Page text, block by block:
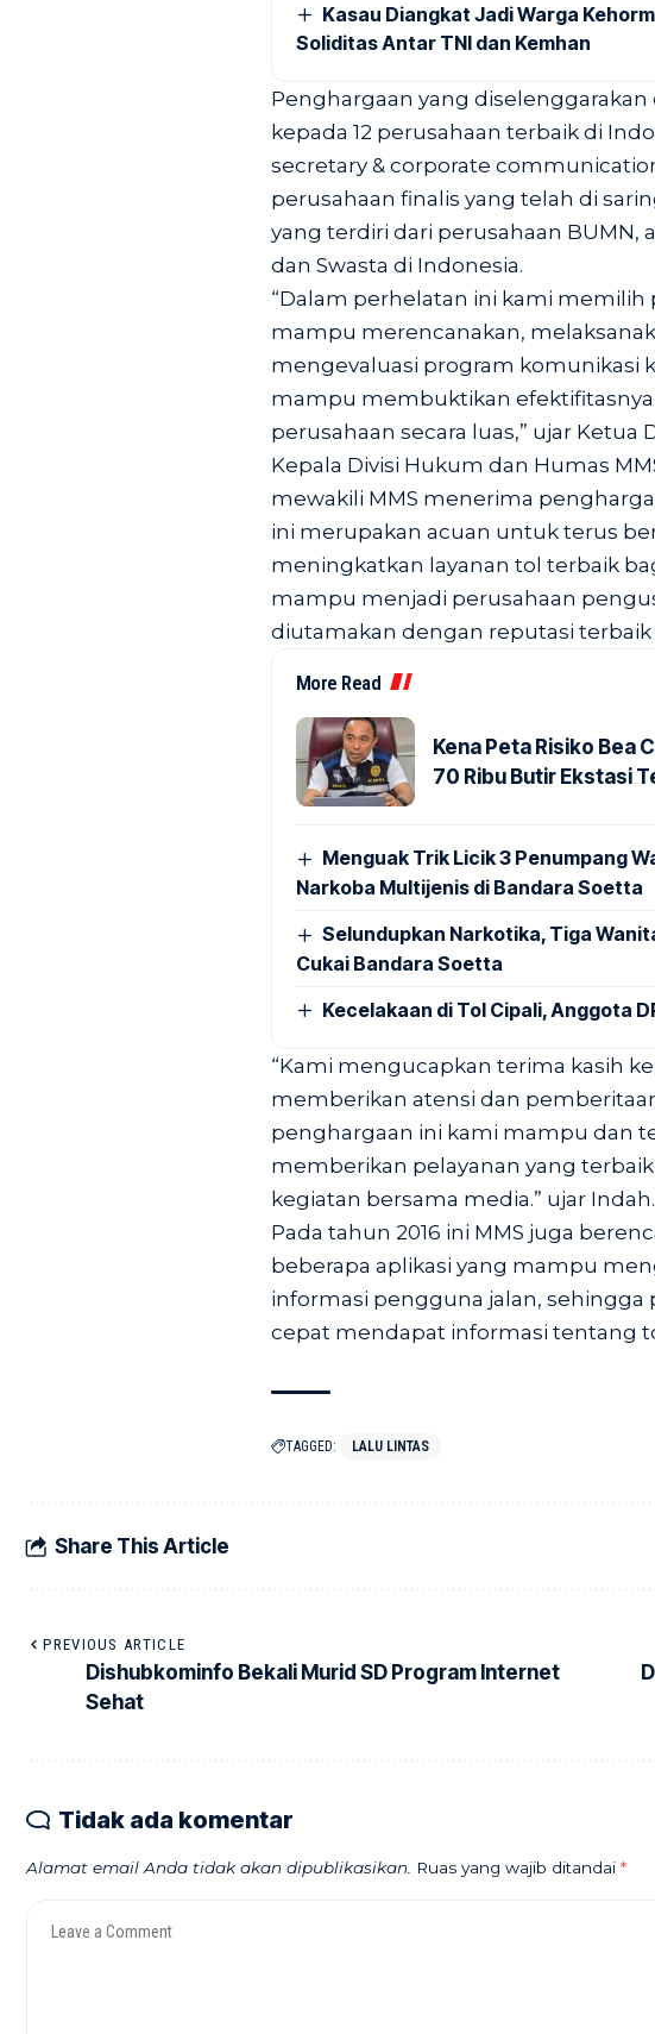
Kasau Diangkat Jadi Warga
Soliditas Antar TNI dan Kemhan
Penghargaan yang
kepada 12 perusahaan terbaik di
secretary & corporate
perusahaan finalis yang telah di
yang terdiri dari perusahaan BUMN,
dan Swasta di Indonesia.
“Dalam perhelatan ini kami memilih
mampu merencanakan,
mengevaluasi program komunikasi
mampu membuktikan
perusahaan secara luas,” ujar Ketua
Kepala Divisi Hukum dan Humas
mewakili MMS menerima
ini merupakan acuan untuk terus
meningkatkan layanan tol terbaik
mampu menjadi perusahaan
diutamakan dengan reputasi terbaik
More Read
Kena Peta Risiko Bea
70 Ribu Butir Ekstasi
Menguak Trik Licik 3 Penumpang
Narkoba Multijenis di Bandara Soetta
Selundupkan Narkotika, Tiga
Cukai Bandara Soetta
Kecelakaan di Tol Cipali, Anggota
“Kami mengucapkan terima kasih
memberikan atensi dan
penghargaan ini kami mampu dan
memberikan pelayanan yang
kegiatan bersama media.” ujar Indah.
Pada tahun 2016 ini MMS juga
beberapa aplikasi yang mampu
informasi pengguna jalan,
cepat mendapat informasi tentang
TAGGED: LALU LINTAS
Share This Article
PREVIOUS ARTICLE
Dishubkominfo Bekali Murid SD Program Internet
Sehat
Tidak ada komentar
Alamat email Anda tidak akan dipublikasikan. Ruas yang wajib ditandai *